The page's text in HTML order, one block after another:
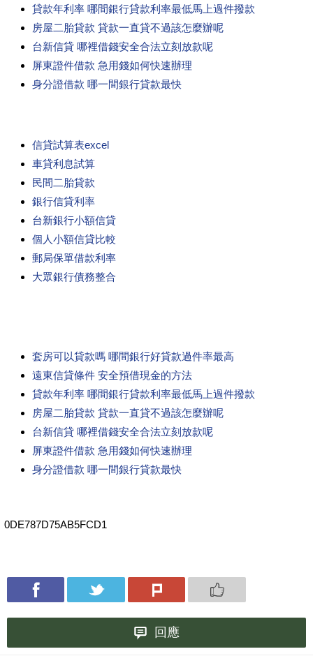
貸款年利率 哪間銀行貸款利率最低馬上過件撥款
房屋二胎貸款 貸款一直貸不過該怎麼辦呢
台新信貸 哪裡借錢安全合法立刻放款呢
屏東證件借款 急用錢如何快速辦理
身分證借款 哪一間銀行貸款最快
信貸試算表excel
車貸利息試算
民間二胎貸款
銀行信貸利率
台新銀行小額信貸
個人小額信貸比較
郵局保單借款利率
大眾銀行債務整合
套房可以貸款嗎 哪間銀行好貸款過件率最高
遠東信貸條件 安全預借現金的方法
貸款年利率 哪間銀行貸款利率最低馬上過件撥款
房屋二胎貸款 貸款一直貸不過該怎麼辦呢
台新信貸 哪裡借錢安全合法立刻放款呢
屏東證件借款 急用錢如何快速辦理
身分證借款 哪一間銀行貸款最快
0DE787D75AB5FCD1
回應